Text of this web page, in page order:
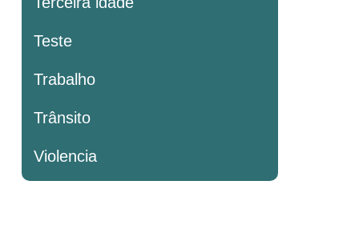
Teste
Trabalho
Trânsito
Violencia